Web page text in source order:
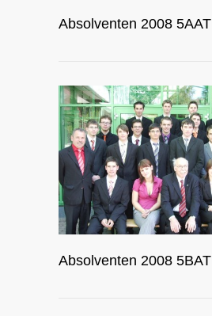
Absolventen 2008 5AAT
Absolventen 2008 5BAT